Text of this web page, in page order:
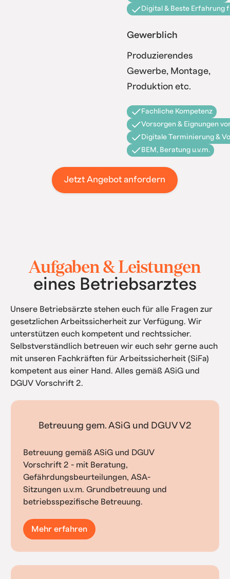
Digital & Beste Erfahrung
Gewerblich
Produzierendes
Gewerbe, Montage,
Produktion etc.
Fachliche Kompetenz
Vorsorgen & Eignungen
Digitale Terminierung &
BEM, Beratung u.v.m.
Jetzt Angebot anfordern
Aufgaben & Leistungen
eines Betriebsarztes
Unsere Betriebsärzte stehen euch für alle Fragen zur
gesetzlichen Arbeitssicherheit zur Verfügung. Wir
unterstützen euch kompetent und rechtssicher.
Selbstverständlich betreuen wir euch sehr gerne auch
mit unseren Fachkräften für Arbeitssicherheit (SiFa)
kompetent aus einer Hand. Alles gemäß ASiG und
DGUV Vorschrift 2.
Betreuung gem. ASiG und DGUV V2
Betreuung gemäß ASiG und DGUV
Vorschrift 2 - mit Beratung,
Gefährdungsbeurteilungen, ASA-
Sitzungen u.v.m. Grundbetreuung und
betriebsspezifische Betreuung.
Mehr erfahren